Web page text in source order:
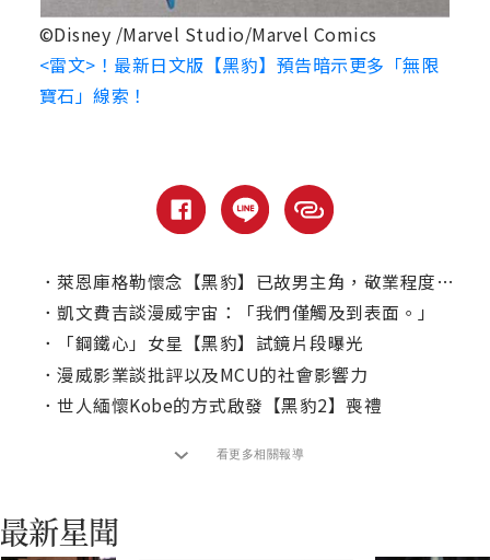
©Disney /Marvel Studio/Marvel Comics
<雷文>！最新日文版【黑豹】預告暗示更多「無限
寶石」線索！
． 萊恩庫格勒懷念【黑豹】已故男主角，敬業程度連迪士尼高層都嚇呆！
． 凱文費吉談漫威宇宙：「我們僅觸及到表面。」
．
「鋼鐵心」女星【黑豹】試鏡片段曝光
． 漫威影業談批評以及MCU的社會影響力
． 世人緬懷Kobe的方式啟發【黑豹2】喪禮
看更多相關報導